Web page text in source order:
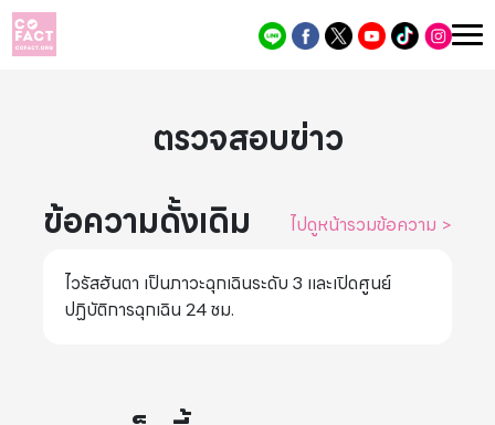
ตรวจสอบข่าว
ข้อความดั้งเดิม
ไปดูหน้ารวมข้อความ >
ไวรัสฮันตา เป็นภาวะฉุกเฉินระดับ 3 และเปิดศูนย์
ปฏิบัติการฉุกเฉิน 24 ชม.